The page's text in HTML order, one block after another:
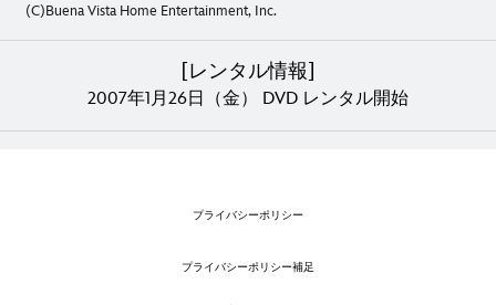
(C)Buena Vista Home Entertainment, Inc.
[レンタル情報]
2007年1月26日（金） DVD レンタル開始
プライバシーポリシー
プライバシーポリシー補足